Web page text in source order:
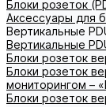
Блоки розеток
Аксессуары для
Вертикальные
Вертикальные
Блоки розеток
Блоки розеток
мониторингом –
Блоки розеток